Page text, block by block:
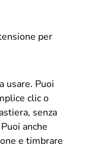
per
usare. Puoi
clic o
senza
anche
e timbrare